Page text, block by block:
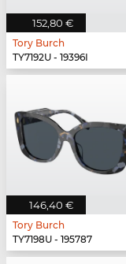
152,80 €
Tory Burch
TY7192U - 19396I
146,40 €
Tory Burch
TY7198U - 195787